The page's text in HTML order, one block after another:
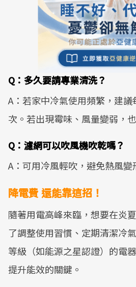
Q：多久要請專業清洗？
A：若家中冷氣使用頻繁，建
次。若出現霉味、風量變弱，
Q：濾網可以吹風機吹乾嗎？
A：可用冷風輕吹，避免熱風變
降電費 還能靠這招！
隨著用電高峰來臨，想要在炎
了調整使用習慣、定期清潔冷
等級（如能源之星認證）的電
提升能效的關鍵。